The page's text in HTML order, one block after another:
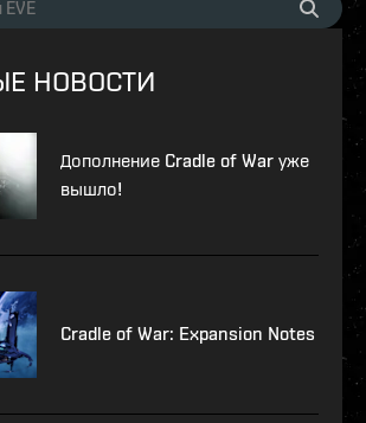
НОВОСТИ
Дополнение Cradle of War уже
вышло!
Cradle of War: Expansion Notes